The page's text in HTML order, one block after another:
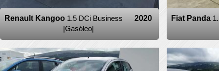
Fiat Panda
Renault Kangoo 1.5 DCi Business 2020
|Gasóleo|